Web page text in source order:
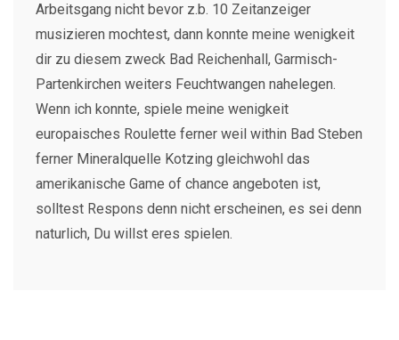
Arbeitsgang nicht bevor z.b. 10 Zeitanzeiger
musizieren mochtest, dann konnte meine wenigkeit
dir zu diesem zweck Bad Reichenhall, Garmisch-
Partenkirchen weiters Feuchtwangen nahelegen.
Wenn ich konnte, spiele meine wenigkeit
europaisches Roulette ferner weil within Bad Steben
ferner Mineralquelle Kotzing gleichwohl das
amerikanische Game of chance angeboten ist,
solltest Respons denn nicht erscheinen, es sei denn
naturlich, Du willst eres spielen.